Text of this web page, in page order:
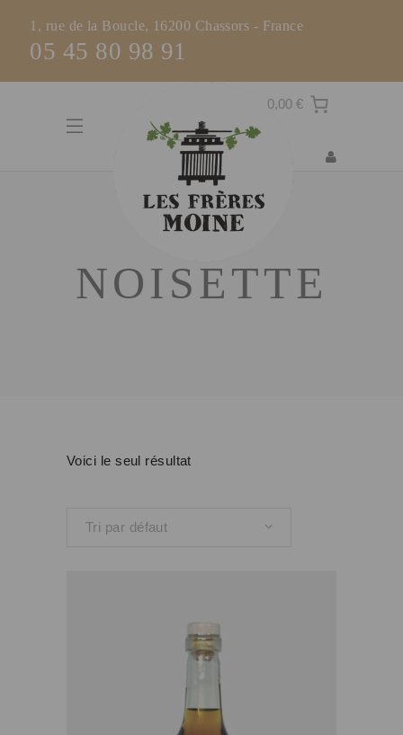
1, rue de la Boucle, 16200 Chassors - France
05 45 80 98 91
0,00 €
NOISETTE
Voici le seul résultat
Tri par défaut